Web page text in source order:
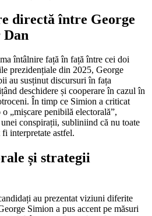
directă între George
Dan
întâlnire față în față între cei doi
prezidențiale din 2025, George
au susținut discursuri în fața
deschidere și cooperare în cazul în
În timp ce Simion a criticat
„mișcare penibilă electorală”,
conspirații, subliniind că nu toate
interpretate astfel.
și strategii
au prezentat viziuni diferite
Simion a pus accent pe măsuri